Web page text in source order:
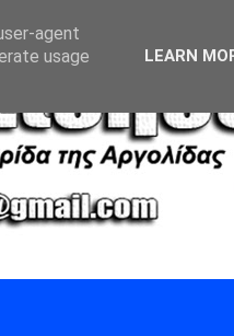
agent
usage
LEARN